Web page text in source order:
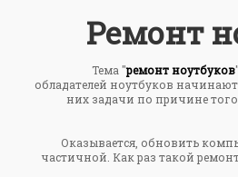
Ремонт
Тема "ремонт ноутбуков
обладателей ноутбуков
них задачи по причине
Оказывается, обновить
частичной. Как раз такой